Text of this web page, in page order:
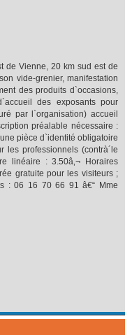
de Vienne, 20 km sud est de
vide-grenier, manifestation
des produits d`occasions,
des exposants pour
par l`organisation) accueil
préalable nécessaire :
pièce d`identité obligatoire
professionnels (contrà´le
linéaire : 3.50â‚¬ Horaires
gratuite pour les visiteurs ;
: 06 16 70 66 91 â€“ Mme